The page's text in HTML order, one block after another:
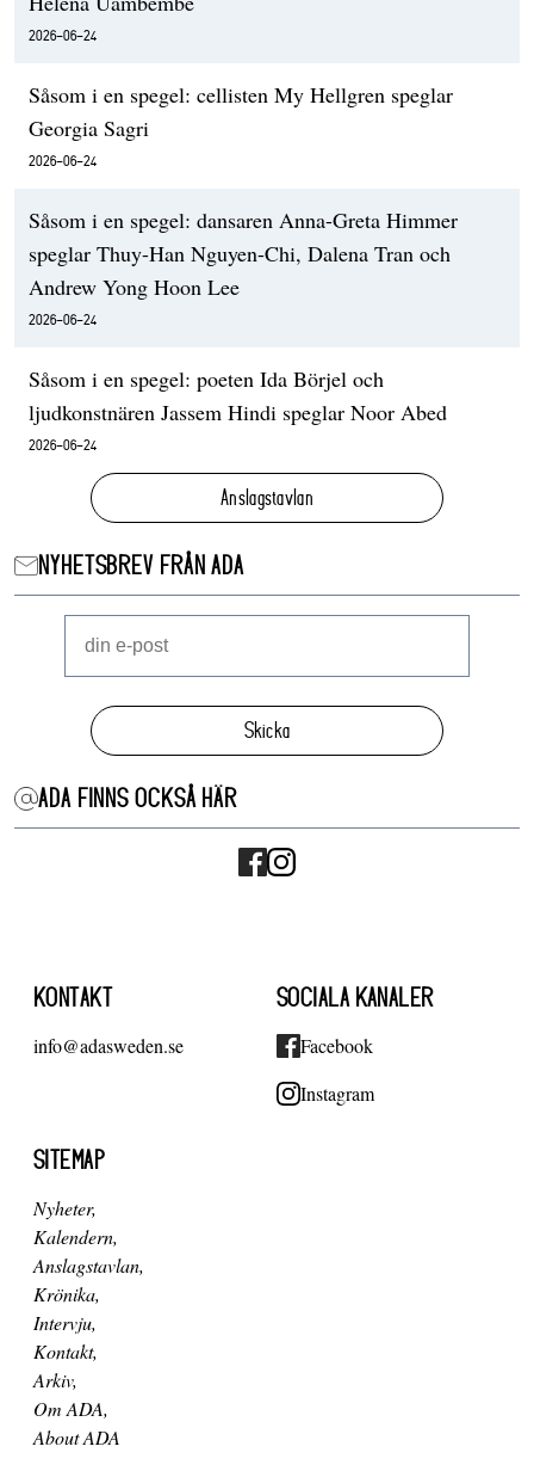
2026-06-24
Såsom i en spegel: cellisten My Hellgren speglar
Georgia Sagri
2026-06-24
Såsom i en spegel: dansaren Anna-Greta Himmer
speglar Thuy-Han Nguyen-Chi, Dalena Tran och
Andrew Yong Hoon Lee
2026-06-24
Såsom i en spegel: poeten Ida Börjel och
ljudkonstnären Jassem Hindi speglar Noor Abed
2026-06-24
Anslagstavlan
NYHETSBREV FRÅN ADA
Skicka
ADA FINNS OCKSÅ HÄR
KONTAKT
info@adasweden.se
SOCIALA KANALER
Facebook
Instagram
SITEMAP
Nyheter
Kalendern
Anslagstavlan
Krönika
Intervju
Kontakt
Arkiv
Om ADA
About ADA